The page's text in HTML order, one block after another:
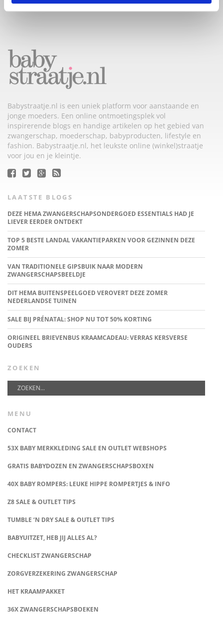
Babystraatje.nl is een uniek platform voor aanstaande en
jonge moeders. Een online ontmoetingsplek vol
inspirerende blogs en handige artikelen op het gebied van
zwangerschap, moederschap, babyproducten, lifestyle en
fashion. Babystraatje.nl, het leukste online (winkel)straatje
voor jou en je kleintje.
LAATSTE BLOGS
DEZE HEMA ZWANGERSCHAPSONDERGOED ESSENTIALS HAD JE
LIEVER EERDER ONTDEKT
TOP 5 BESTE LANDAL VAKANTIEPARKEN VOOR GEZINNEN DEZE
ZOMER
VAN TRADITIONELE GIPSBUIK NAAR MODERN
ZWANGERSCHAPSBEELDJE
DIT HEMA BUITENSPEELGOED VEROVERT DEZE ZOMER
NEDERLANDSE TUINEN
SALE BIJ PRÉNATAL: SHOP NU TOT 50% KORTING
ORIGINEEL BRIEVENBUS KRAAMCADEAU: VERRAS KERSVERSE
OUDERS
ZOEKEN
MENU
CONTACT
53X BABY MERKKLEDING SALE EN OUTLET WEBSHOPS
GRATIS BABYDOZEN EN ZWANGERSCHAPSBOXEN
40X BABY ROMPERS: LEUKE HIPPE ROMPERTJES & INFO
Z8 SALE & OUTLET TIPS
TUMBLE ‘N DRY SALE & OUTLET TIPS
BABYUITZET, HEB JIJ ALLES AL?
CHECKLIST ZWANGERSCHAP
ZORGVERZEKERING ZWANGERSCHAP
HET KRAAMPAKKET
36X ZWANGERSCHAPSBOEKEN